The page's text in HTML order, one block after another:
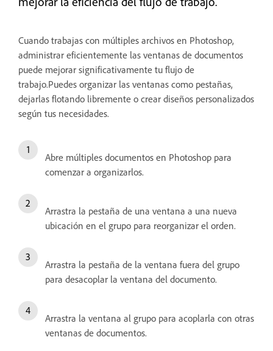
Cuando trabajas con múltiples archivos en Photoshop,
administrar eficientemente las ventanas de documentos
puede mejorar significativamente tu flujo de
trabajo.Puedes organizar las ventanas como pestañas,
dejarlas flotando libremente o crear diseños personalizados
según tus necesidades.
Abre múltiples documentos en Photoshop para
comenzar a organizarlos.
Arrastra la pestaña de una ventana a una nueva
ubicación en el grupo para reorganizar el orden.
Arrastra la pestaña de la ventana fuera del grupo
para desacoplar la ventana del documento.
Arrastra la ventana al grupo para acoplarla con otras
ventanas de documentos.